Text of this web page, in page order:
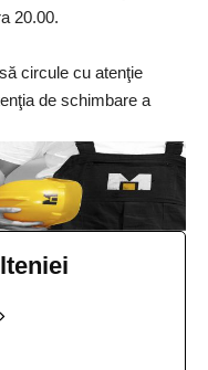
20.00.
circule cu atenţie
de schimbare a